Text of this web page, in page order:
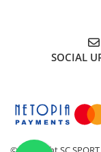
SOCIAL